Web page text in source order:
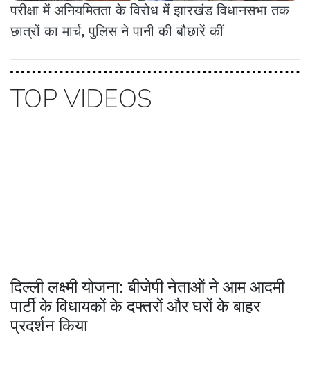
परीक्षा में अनियमितता के विरोध में झारखंड विधानसभा तक
छात्रों का मार्च, पुलिस ने पानी की बौछारें कीं
TOP VIDEOS
दिल्ली लक्ष्मी योजना: बीजेपी नेताओं ने आम आदमी
पार्टी के विधायकों के दफ्तरों और घरों के बाहर
प्रदर्शन किया